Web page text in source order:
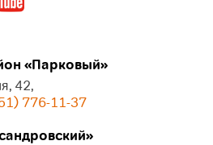
«Парковый»
42,
776-11-37